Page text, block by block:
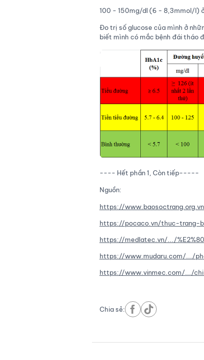
100 - 150mg/dl (6 - 8,3mmol/l)
Đo trị số glucose của mình ở
biết mình có mắc bệnh đái tháo
---- Hết phần 1, Còn tiếp-----
Nguồn:
https://
https://pocaco.vn/thuc-trang-
https://medlatec.vn/.../
https://www.mudaru.com/.../
https://www.vinmec.com/.../
Chia sẻ: